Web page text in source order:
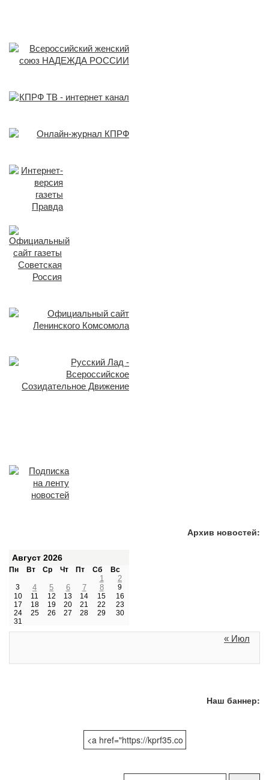
Архив новостей:
Август 2026
Пн Вт Ср Чт Пт Сб Вс
1 2
3 4 5 6 7 8
9
10
11 12 13 14 15
16
17
18 19 20 21 22
23
24
25 26 27 28 29
30
31
« Июл
Наш баннер: